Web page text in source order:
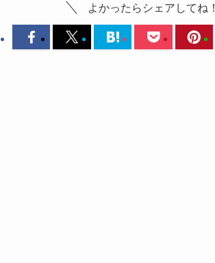
よかったらシェアしてね！